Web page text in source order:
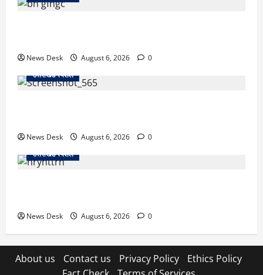
News Desk August 6, 2026
0
उत्तराखंड स्पेशल
News Desk August 6, 2026
0
उत्तराखंड स्पेशल
News Desk August 6, 2026 0
About us Contact us Privacy Policy
Ethics Policy